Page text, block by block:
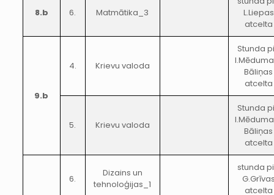
8.b 6. Matmātika_3
L.Liepas
atcelta
9.b
4. Krievu valoda
Stunda
Bāliņas
atcelta
5. Krievu valoda
Stunda
Bāliņas
atcelta
6.
Dizains un
tehnoloģijas_1
stunda
atcelta